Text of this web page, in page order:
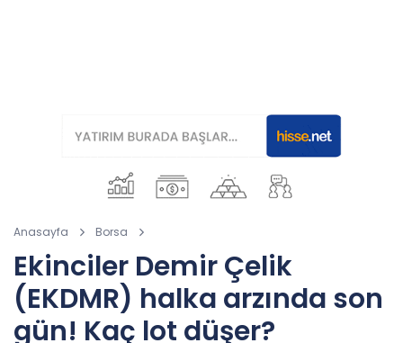
Anasayfa Borsa
Ekinciler Demir Çelik
(EKDMR) halka arzında son
gün! Kaç lot düşer?